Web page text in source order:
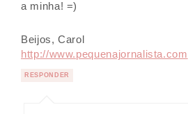
a minha! =)
Beijos, Carol
http://www.pequenajornalista.com
RESPONDER